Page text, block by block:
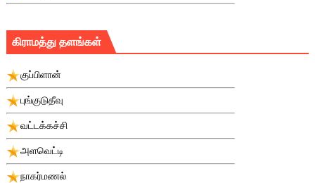
கிராமத்து தளங்கள்
குப்பிளான்
புங்குடுதீவு
வட்டக்கச்சி
அளவெட்டி
நாகர்மணல்